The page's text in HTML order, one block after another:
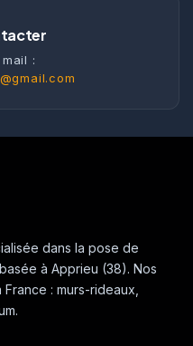
:
dans la pose de
à Apprieu (38). Nos
: murs-rideaux,